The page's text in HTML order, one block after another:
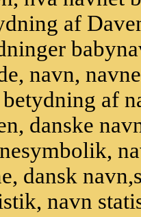
af
navn,
af
danske
dansk
navn